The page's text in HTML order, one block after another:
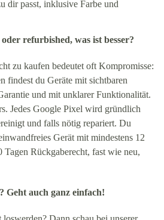
dir passt, inklusive Farbe und
refurbished, was ist besser?
zu kaufen bedeutet oft Kompromisse:
findest du Geräte mit sichtbaren
und mit unklarer Funktionalität.
Jedes Google Pixel wird gründlich
und falls nötig repariert. Du
Gerät mit mindestens 12
Rückgaberecht, fast wie neu,
Geht auch ganz einfach!